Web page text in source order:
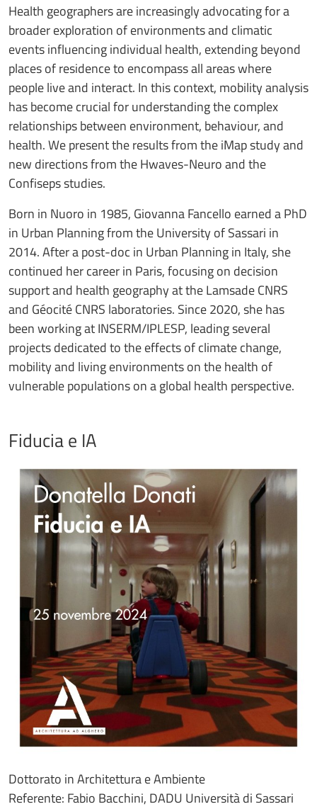
Health geographers are increasingly advocating for a
broader exploration of environments and climatic
events influencing individual health, extending beyond
places of residence to encompass all areas where
people live and interact. In this context, mobility analysis
has become crucial for understanding the complex
relationships between environment, behaviour, and
health. We present the results from the iMap study and
new directions from the Hwaves-Neuro and the
Confiseps studies.
Born in Nuoro in 1985, Giovanna Fancello earned a PhD
in Urban Planning from the University of Sassari in
2014. After a post-doc in Urban Planning in Italy, she
continued her career in Paris, focusing on decision
support and health geography at the Lamsade CNRS
and Géocité CNRS laboratories. Since 2020, she has
been working at INSERM/IPLESP, leading several
projects dedicated to the effects of climate change,
mobility and living environments on the health of
vulnerable populations on a global health perspective.
Fiducia e IA
Dottorato in Architettura e Ambiente
Referente: Fabio Bacchini, DADU Università di Sassari